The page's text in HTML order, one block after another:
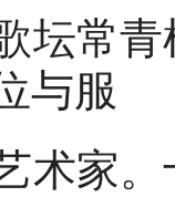
坛常
与服
术家